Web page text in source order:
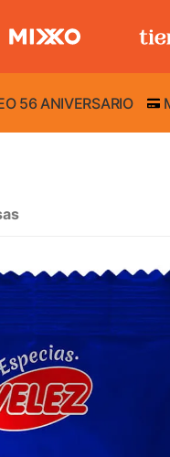
56 ANIVERSARIO